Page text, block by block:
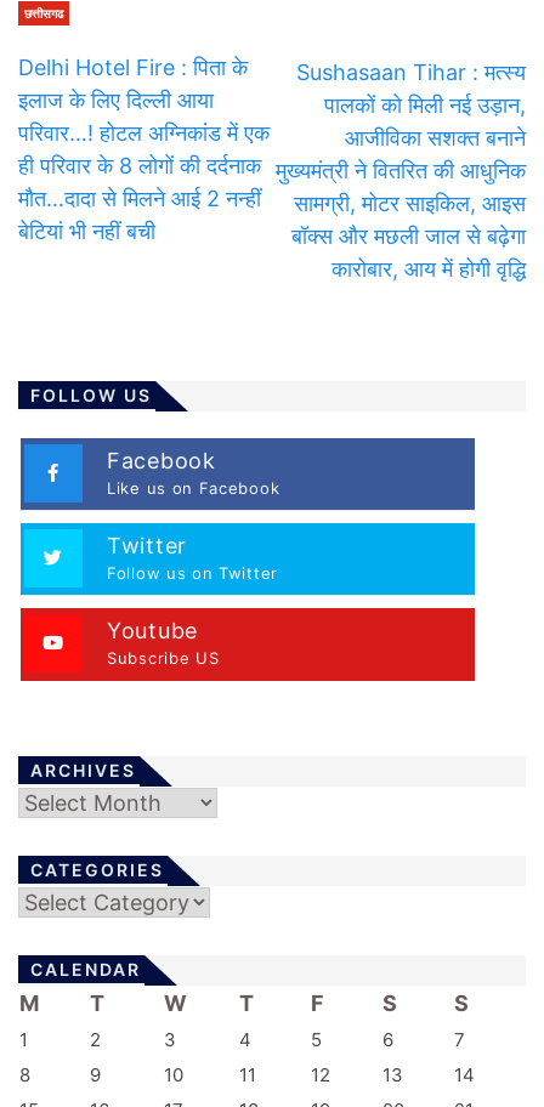
छत्तीसगढ
Delhi Hotel Fire : पिता के
इलाज के लिए दिल्ली आया
परिवार…! होटल अग्निकांड में एक
ही परिवार के 8 लोगों की दर्दनाक
मौत…दादा से मिलने आई 2 नन्हीं
बेटियां भी नहीं बची
Sushasaan Tihar : मत्स्य
पालकों को मिली नई उड़ान,
आजीविका सशक्त बनाने
मुख्यमंत्री ने वितरित की आधुनिक
सामग्री, मोटर साइकिल, आइस
बॉक्स और मछली जाल से बढ़ेगा
कारोबार, आय में होगी वृद्धि
FOLLOW US
Facebook
Like us on Facebook
Twitter
Follow us on Twitter
Youtube
Subscribe US
ARCHIVES
Archives
CATEGORIES
Categories
CALENDAR
M T W T F S S
1 2 3 4 5 6
7
8
9 10 11 12 13
14